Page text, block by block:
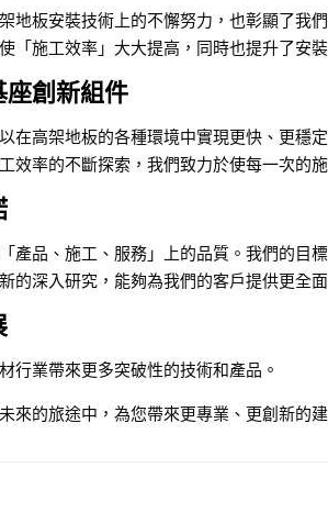
地板安裝技術上的不懈努力，也彰顯了我
「施工效率」大大提高，同時也提升了安裝
座創新組件
在高架地板的各種環境中實現更快、更穩
效率的不斷探索，我們致力於使每一次的
產品、施工、服務」上的品質。我們的目
的深入研究，能夠為我們的客戶提供更全
行業帶來更多突破性的技術和產品。
來的旅途中，為您帶來更專業、更創新的